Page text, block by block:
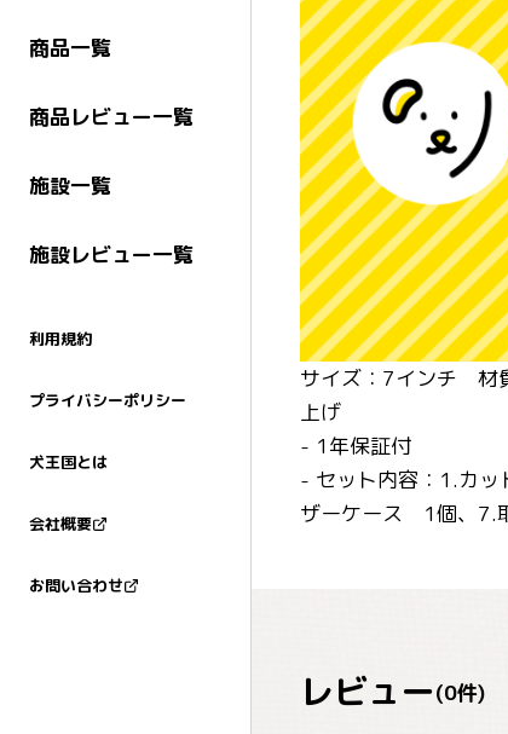
商品一覧
商品レビュー一覧
施設一覧
施設レビュー一覧
利用規約
プライバシーポリシー
犬王国とは
会社概要
お問い合わせ
サイズ：7インチ 材
上げ
- 1年保証付
- セット内容：1.カ
ザーケース 1個、
レビュー(0件)